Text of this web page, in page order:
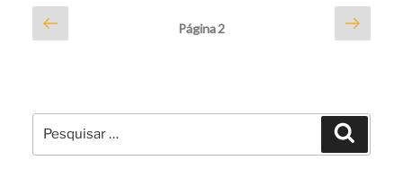
ROTAS”
Paginação
dos
Página
anterior
Página2
Pesquisar
por: